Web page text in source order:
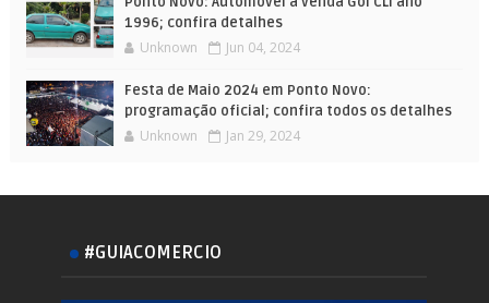
1996; confira detalhes
Unknown Jun 04, 2024
Festa de Maio 2024 em Ponto Novo:
programação oficial; confira todos os detalhes
Unknown Jan 29, 2024
#GUIACOMERCIO